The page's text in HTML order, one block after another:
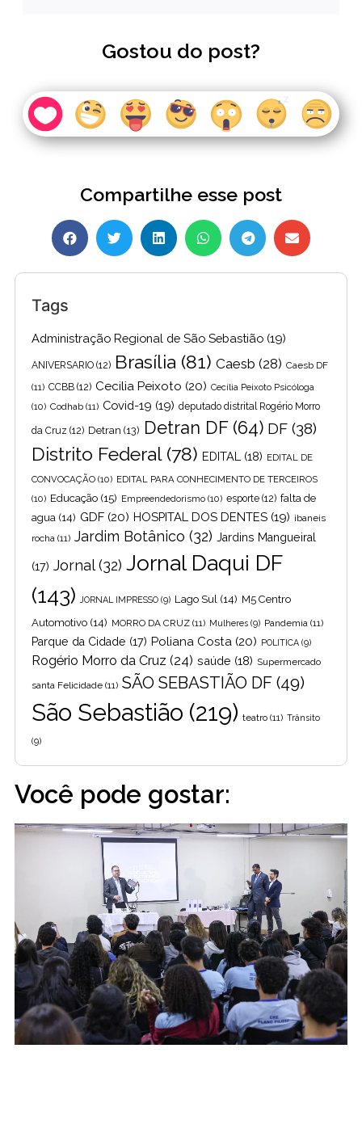
Gostou do post?
Compartilhe esse post
Tags
Administração Regional de São Sebastião (19)
ANIVERSARIO (12) Brasília (81) Caesb (28) Caesb DF
(11) CCBB (12) Cecilia Peixoto (20) Cecília Peixoto Psicóloga
(10) Codhab (11) Covid-19 (19) deputado distrital Rogério Morro
da Cruz (12) Detran (13) Detran DF(64) DF (38)
Distrito Federal(78) EDITAL (18) EDITAL DE
CONVOCAÇÃO (10) EDITAL PARA CONHECIMENTO DE TERCEIROS
(10) Educação (15) Empreendedorismo (10) esporte (12) falta de
agua (14) GDF (20) HOSPITAL DOS DENTES (19) ibaneis
rocha (11) Jardim Botânico (32) Jardins Mangueiral
(17) Jornal(32) Jornal Daqui DF
(143)
JORNAL IMPRESSO (9) Lago Sul (14) M5 Centro
Automotivo (14) MORRO DA CRUZ (11) Mulheres (9) Pandemia (11)
Parque da Cidade (17) Poliana Costa (20) POLITICA (9)
Rogério Morro da Cruz (24) saúde (18) Supermercado
santa Felicidade (11) SÃO SEBASTIÃO DF (49)
São Sebastião (219) teatro (11) Trânsito
(9)
Você pode gostar: